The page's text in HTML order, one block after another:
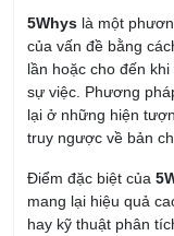
5Whys là một
của vấn đề bằng
lần hoặc cho đến
sự việc. Phương
lại ở những hiện
truy ngược về bản
Điểm đặc biệt của
mang lại hiệu quả
hay kỹ thuật phân